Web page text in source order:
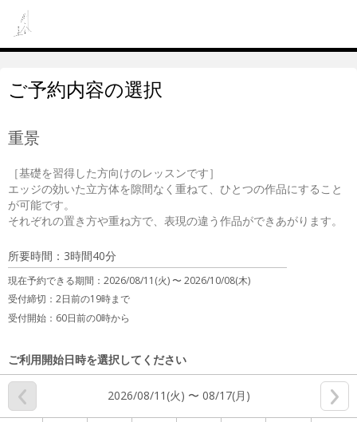
ご予約内容の選択
重景
［基礎を習得した方向けのレッスンです］
エッジの効いた立方体を隙間なく重ねて、ひとつの作品にすること
が可能です。
それぞれの置き方や重ね方で、表現の違う作品ができあがります。
所要時間：3時間40分
現在予約できる期間： 2026/08/11(火) 〜2026/10/08(木)
受付締切： 2日前の19時まで
受付開始： 60日前の0時から
ご利用開始日時を選択してください
2026/08/11(火) 〜 08/17(月)